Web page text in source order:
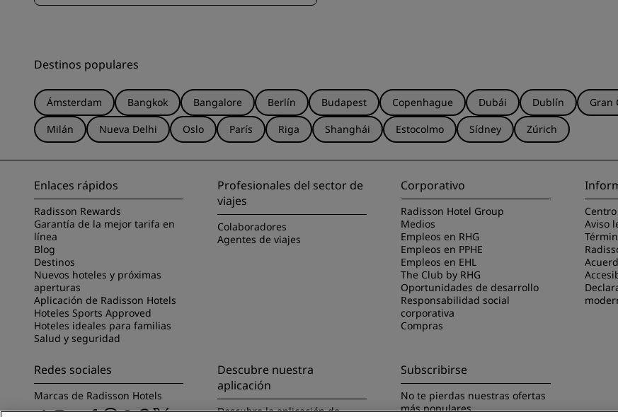
Destinos populares
Ámsterdam Bangkok Bangalore Berlín Budapest Copenhague Dubái Dublín Gran
Milán
Nueva Delhi Oslo París Riga Shanghái Estocolmo Sídney Zúrich
Enlaces rápidos
Radisson Rewards
Garantía de la mejor tarifa en
línea
Blog
Destinos
Nuevos hoteles y próximas
aperturas
Aplicación de Radisson Hotels
Hoteles Sports Approved
Hoteles ideales para familias
Salud y seguridad
Profesionales del sector de
viajes
Colaboradores
Agentes de viajes
Corporativo
Radisson Hotel Group
Medios
Empleos en RHG
Empleos en PPHE
Empleos en EHL
The Club by RHG
Oportunidades de desarrollo
Responsabilidad social
corporativa
Compras
Aviso
Redes sociales
Marcas de Radisson Hotels
Descubre nuestra
aplicación
Descubre la aplicación de
Subscribirse
No te pierdas nuestras ofertas
más populares